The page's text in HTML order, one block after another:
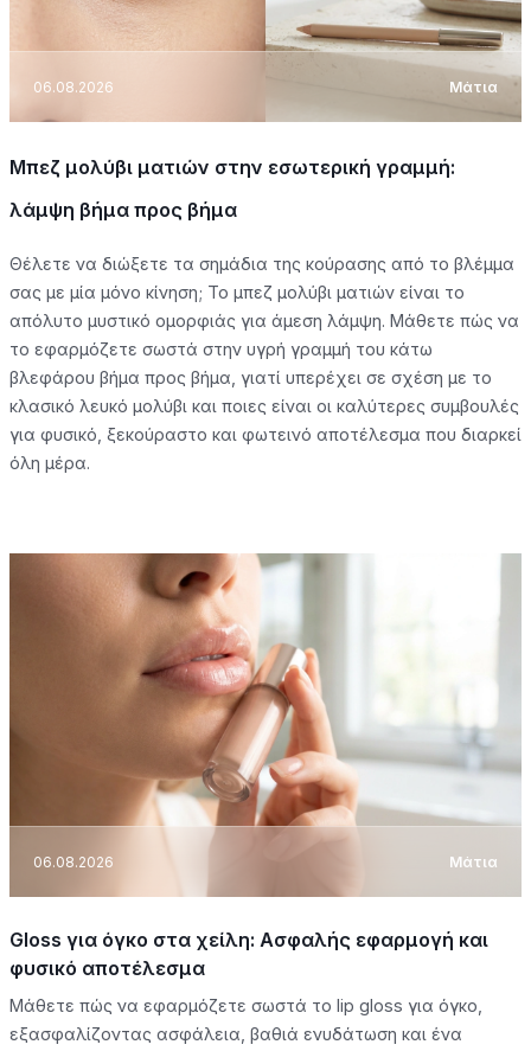
06.08.2026 Μάτια
Μπεζ μολύβι ματιών στην εσωτερική γραμμή:
λάμψη βήμα προς βήμα
Θέλετε να διώξετε τα σημάδια της κούρασης από το βλέμμα
σας με μία μόνο κίνηση; Το μπεζ μολύβι ματιών είναι το
απόλυτο μυστικό ομορφιάς για άμεση λάμψη. Μάθετε πώς να
το εφαρμόζετε σωστά στην υγρή γραμμή του κάτω
βλεφάρου βήμα προς βήμα, γιατί υπερέχει σε σχέση με το
κλασικό λευκό μολύβι και ποιες είναι οι καλύτερες συμβουλές
για φυσικό, ξεκούραστο και φωτεινό αποτέλεσμα που διαρκεί
όλη μέρα.
06.08.2026 Μάτια
Gloss για όγκο στα χείλη: Ασφαλής εφαρμογή και
φυσικό αποτέλεσμα
Μάθετε πώς να εφαρμόζετε σωστά το lip gloss για όγκο,
εξασφαλίζοντας ασφάλεια, βαθιά ενυδάτωση και ένα